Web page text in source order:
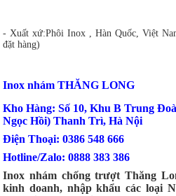
- Xuất xứ:Phôi Inox , Hàn Quốc, Việt
đặt hàng)
Inox nhám THĂNG LONG
Kho Hàng: Số 10, Khu B Trung
Ngọc Hồi) Thanh Trì, Hà Nội
Điện Thoại: 0386 548
Hotline/Zalo: 0888 383 386
Inox nhám chống trượt Thăng
kinh doanh, nhập khẩu các loại